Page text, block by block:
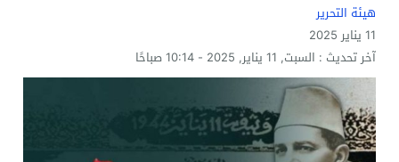
هيئة التحرير
11 يناير 2025
آخر تحديث : السبت, 11 يناير, 2025 - 10:14 صباحًا